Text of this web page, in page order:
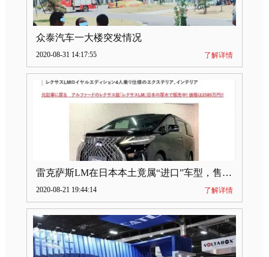
众泰汽车一大楼突发情况
2020-08-31 14:17:55 了解详情
雷克萨斯LM在日本本土竟属“进口”车型，售价2580万日元
2020-08-21 19:44:14 了解详情